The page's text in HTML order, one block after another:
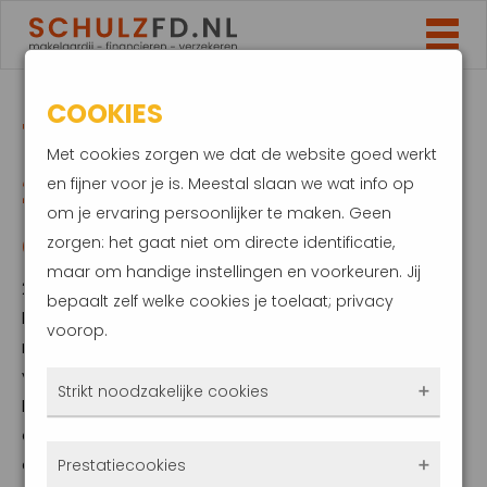
TOP-10 ARTIKELEN UIT
2021. HEB JE IETS
GEMIST?
21 december 2021
Een hypotheek oversluiten was in 2021
mateloos populair en de huizenprijs ging
verder door het dak. Daarnaast werden op
Prinsjesdag verschillende wijzigingen
aangekondigd voor het komende jaar. Deze
onderwerpen staan met stip in de top-10
COOKIES
Met cookies zorgen we dat de website goed werkt
en fijner voor je is. Meestal slaan we wat info op
om je ervaring persoonlijker te maken. Geen
zorgen: het gaat niet om directe identificatie,
maar om handige instellingen en voorkeuren. Jij
bepaalt zelf welke cookies je toelaat; privacy
voorop.
Strikt noodzakelijke cookies
Prestatiecookies